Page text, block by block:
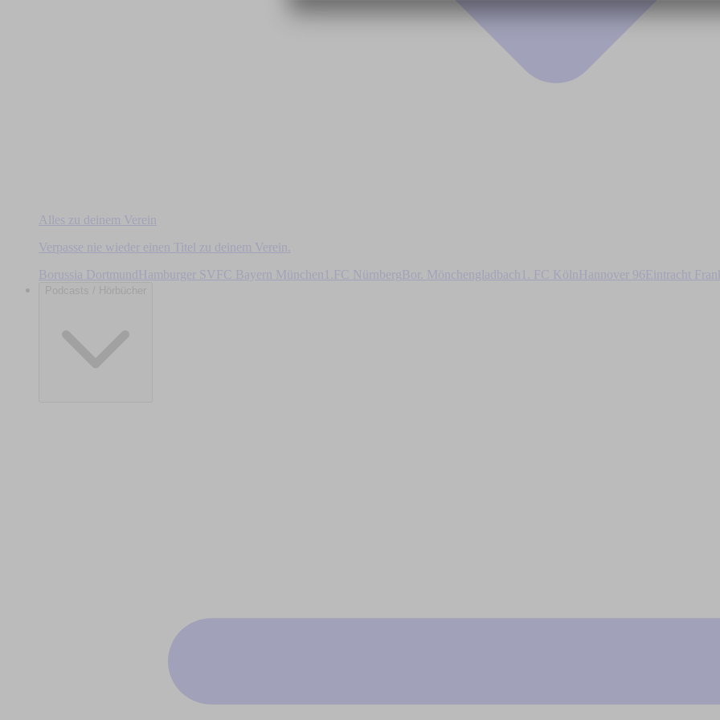
Alles zu deinem Verein
Verpasse nie wieder einen Titel zu deinem Verein.
Borussia DortmundHamburger SV FC Bayern München 1.FC Nürnberg Bor. Mönchengladbach 1. FC Köln Hannover 96Eintracht
Podcasts / Hörbücher